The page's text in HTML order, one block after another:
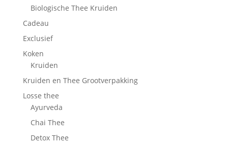
Biologische Thee Kruiden
Cadeau
Exclusief
Koken
Kruiden
Kruiden en Thee Grootverpakking
Losse thee
Ayurveda
Chai Thee
Detox Thee